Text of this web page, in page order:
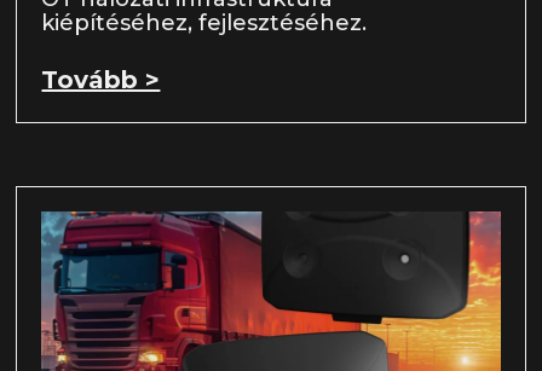
kiépítéséhez, fejlesztéséhez.
Tovább >